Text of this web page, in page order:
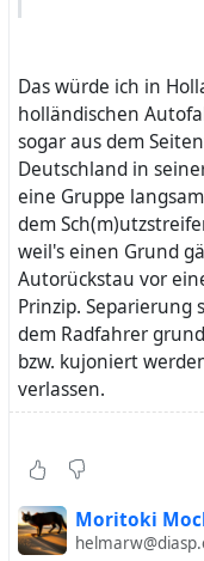
Das würde ich in
holländischen
sogar aus dem
Deutschland in
eine Gruppe
dem
weil's einen Grund
Autorückstau vor
Prinzip. Separierung
dem Radfahrer
bzw. kujoniert
verlassen.
Moritoki